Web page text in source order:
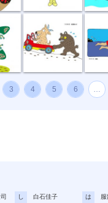
坂道登れば 遠泳
3 4 5 6 …
し
白石佳子
は